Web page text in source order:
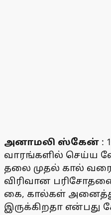
அனாமலி ஸ்கேன் :
வாரங்களில் செய்ய
தலை முதல் கால்
விரிவான
கை, கால்கள்
இருக்கிறதா என்பது